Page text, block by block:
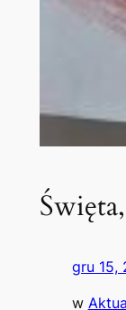
gru 15,
w